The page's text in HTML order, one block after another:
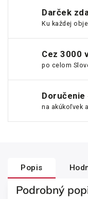
Darček
Ku každej
Cez 3000
po celom
Doručenie
na akúkoľvek
Popis
Podrobný